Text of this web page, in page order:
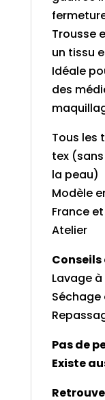
Trousse
un tissu
Idéale
des
Tous les
tex
la peau)
Modèle
France
Atelier
Lavage à
Séchage
Pas de
Existe